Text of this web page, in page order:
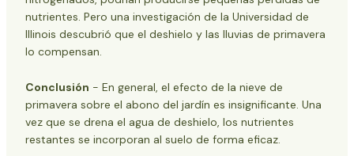
nutrientes. Pero una investigación de la Universidad de
Illinois descubrió que el deshielo y las lluvias de primavera
lo compensan.
Conclusión - En general, el efecto de la nieve de
primavera sobre el abono del jardín es insignificante. Una
vez que se drena el agua de deshielo, los nutrientes
restantes se incorporan al suelo de forma eficaz.